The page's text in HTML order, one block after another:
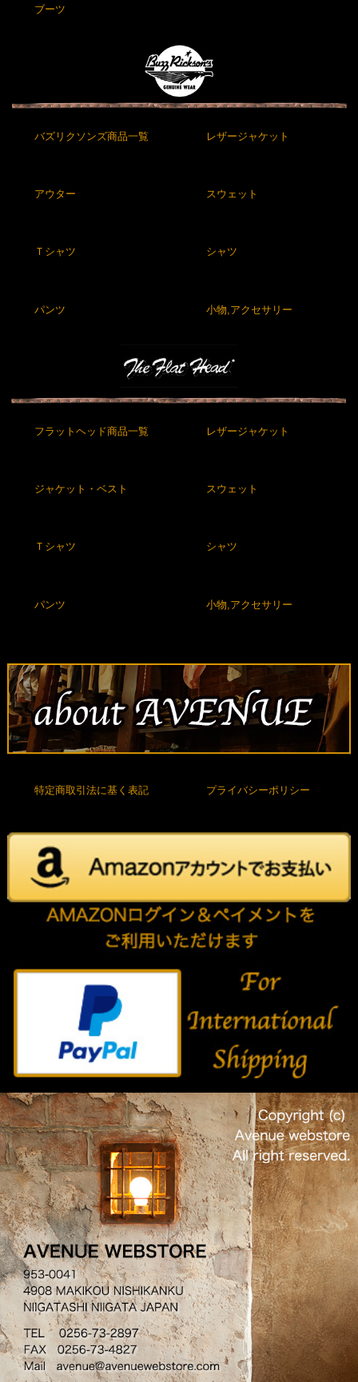
ブーツ
バズリクソンズ商品一覧 レザージャケット
アウター スウェット
Ｔシャツ シャツ
パンツ 小物,アクセサリー
フラットヘッド商品一覧 レザージャケット
ジャケット・ベスト スウェット
Ｔシャツ シャツ
パンツ 小物,アクセサリー
特定商取引法に基く表記 プライバシーポリシー